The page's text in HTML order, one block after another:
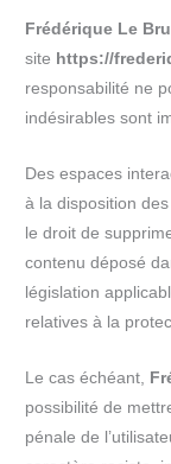
Frédérique Le
site https://
responsabilité ne
indésirables sont
Des espaces
à la disposition
le droit de
contenu déposé
législation
relatives à la
Le cas échéant,
possibilité de
pénale de